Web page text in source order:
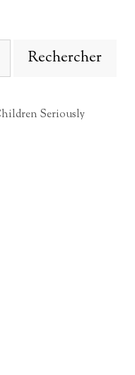
Seriously